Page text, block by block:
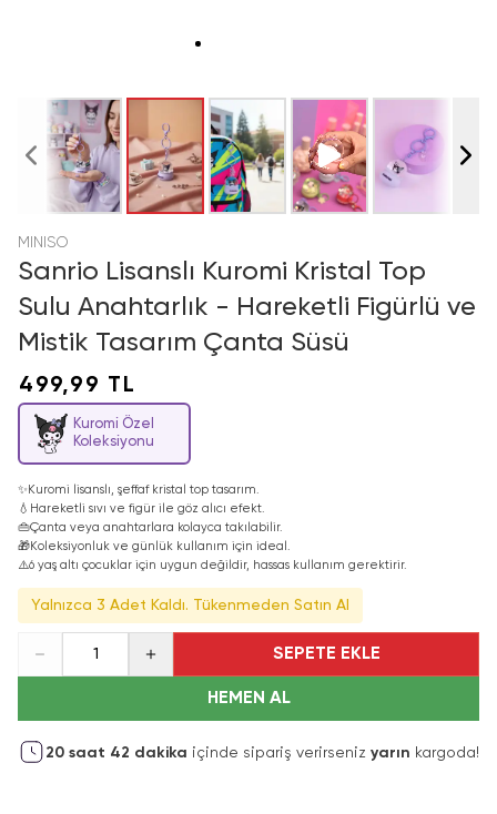
MINISO
Sanrio Lisanslı Kuromi Kristal Top
Sulu Anahtarlık - Hareketli Figürlü ve
Mistik Tasarım Çanta Süsü
499,99 TL
Kuromi Özel
Koleksiyonu
✨ Kuromi lisanslı, şeffaf kristal top tasarım.
💧 Hareketli sıvı ve figür ile göz alıcı efekt.
👜Çanta veya anahtarlara kolayca takılabilir.
🎁Koleksiyonluk ve günlük kullanım için ideal.
⚠️6 yaş altı çocuklar için uygun değildir, hassas kullanım gerektirir.
Yalnızca 3 Adet Kaldı. Tükenmeden Satın Al
1 SEPETE EKLE
HEMEN AL
20 saat 42 dakika içinde sipariş verirseniz yarın kargoda!